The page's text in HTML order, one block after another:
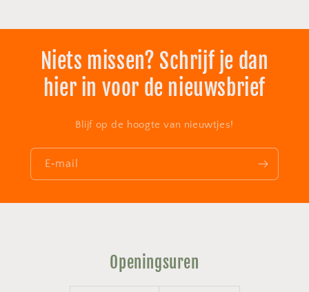
Niets missen? Schrijf je dan
hier in voor de nieuwsbrief
Blijf op de hoogte van nieuwtjes!
E‑mail
Openingsuren